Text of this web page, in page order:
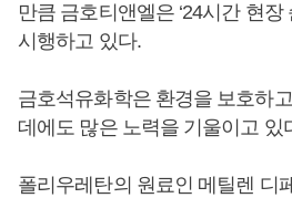
만큼 금호티앤엘은 ‘24시간 현장
시행하고 있다.
금호석유화학은 환경을 보호하
데에도 많은 노력을 기울이고 있
폴리우레탄의 원료인 메틸렌 디